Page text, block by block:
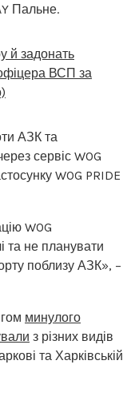
Пальне.
й задонать
ВСП за
АЗК та
сервіс WOG
WOG PRIDE
WOG
та не планувати
поблизу АЗК», –
минулого
з різних видів
та Харківській